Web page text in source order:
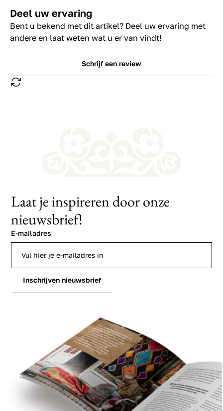
Deel uw ervaring
Bent u bekend met dit artikel? Deel uw ervaring met
andere en laat weten wat u er van vindt!
Schrijf een review
Laat je inspireren door onze
nieuwsbrief!
E-mailadres
Inschrijven nieuwsbrief